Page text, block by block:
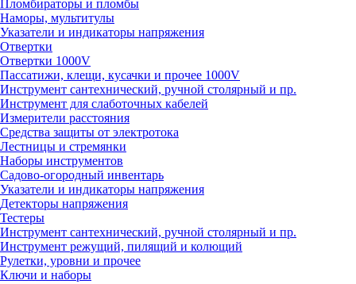
Пломбираторы и пломбы
Наморы, мультитулы
Указатели и индикаторы напряжения
Отвертки
Отвертки 1000V
Пассатижи, клещи, кусачки и прочее 1000V
Инструмент сантехнический, ручной столярный и пр.
Инструмент для слаботочных кабелей
Измерители расстояния
Средства защиты от электротока
Лестницы и стремянки
Наборы инструментов
Садово-огородный инвентарь
Указатели и индикаторы напряжения
Детекторы напряжения
Тестеры
Инструмент сантехнический, ручной столярный и пр.
Инструмент режущий, пилящий и колющий
Рулетки, уровни и прочее
Ключи и наборы